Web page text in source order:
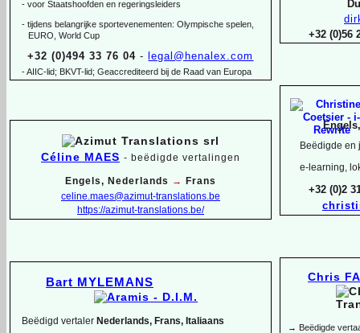
+32
Beëdigde en
e- learning,
+32 (0)2
Chris
→ Beëdigde
- voor Staatshoofden en regeringsleiders
- tijdens belangrijke sportevenementen: Olympische spelen,
EURO, World Cup
+32 (0)494 33 76 04 - legal@henalex.com
-AIIC-lid; BKVT-lid; Geaccrediteerd bij de Raad van Europa
Céline MAES - beëdigde vertalingen
Engels, Nederlands → Frans
celine.maes@azimut-translations.be
https://azimut-translations.be/
Bart MYLEMANS
Beëdigd vertaler Nederlands, Frans, Italiaans